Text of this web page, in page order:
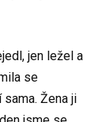
jen ležel a
se
Žena ji